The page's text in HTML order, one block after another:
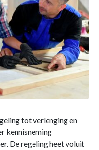
tot verlenging en
kennisneming
De regeling heet voluit